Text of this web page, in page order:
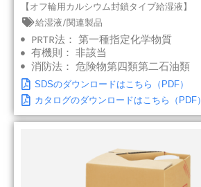
【オフ輪用カルシウム封鎖タイプ給湿液】
給湿液/関連製品
PRTR法： 第一種指定化学物質
有機則： 非該当
消防法： 危険物第四類第二石油類
SDSのダウンロードはこちら（PDF）
カタログのダウンロードはこちら（PDF）